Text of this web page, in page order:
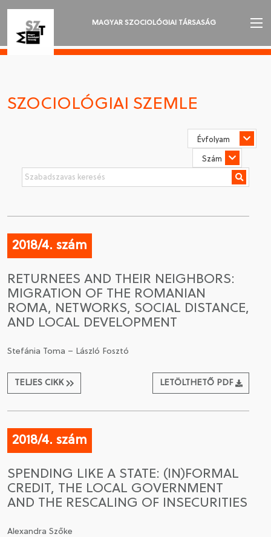
MAGYAR SZOCIOLÓGIAI TÁRSASÁG
SZOCIOLÓGIAI SZEMLE
CSATLAKOZÁS A TÁRSASÁGHOZ / MEGÚJÍTOM A
TAGSÁGOMAT
SZOCIOLÓGIAI SZEMLE
2018/4. szám
RETURNEES AND THEIR NEIGHBORS:
MIGRATION OF THE ROMANIAN
ROMA, NETWORKS, SOCIAL DISTANCE,
AND LOCAL DEVELOPMENT
Stefánia Toma – László Fosztó
TELJES CIKK LETÖLTHETŐ PDF
2018/4. szám
SPENDING LIKE A STATE: (IN)FORMAL
CREDIT, THE LOCAL GOVERNMENT
AND THE RESCALING OF INSECURITIES
Alexandra Szőke